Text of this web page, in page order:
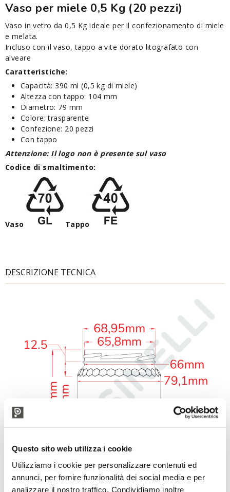
Questo sito web utilizza i cookie
Utilizziamo i cookie per personalizzare contenuti ed
annunci, per fornire funzionalità dei social media e per
analizzare il nostro traffico. Condividiamo inoltre
Vaso per miele 0,5 Kg (20 pezzi)
Vaso in vetro da 0,5 Kg ideale per il confezionamento di miele
e melata.
Incluso con il vaso, tappo a vite dorato litografato con
alveare
Caratteristiche:
Capacità: 390 ml (0,5 kg di miele)
Altezza con tappo: 104 mm
Diametro: 79 mm
Colore: trasparente
Confezione: 20 pezzi
Con tappo
Attenzione: Il logo non è presente sul vaso
Codice di smaltimento:
Vaso Tappo
DESCRIZIONE TECNICA